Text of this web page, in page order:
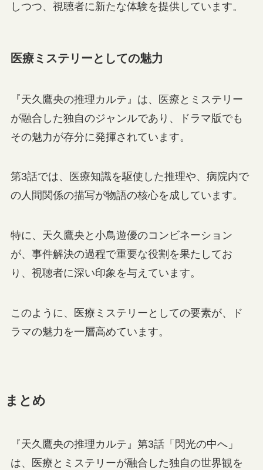
しつつ、視聴者に新たな体験を提供しています。
医療ミステリーとしての魅力
『天久鷹央の推理カルテ』は、医療とミステリー
が融合した独自のジャンルであり、ドラマ版でも
その魅力が存分に発揮されています。
第3話では、医療知識を駆使した推理や、病院内で
の人間関係の描写が物語の核心を成しています。
特に、天久鷹央と小鳥遊優のコンビネーション
が、事件解決の過程で重要な役割を果たしてお
り、視聴者に深い印象を与えています。
このように、医療ミステリーとしての要素が、ド
ラマの魅力を一層高めています。
まとめ
『天久鷹央の推理カルテ』第3話「閃光の中へ」
は、医療とミステリーが融合した独自の世界観を